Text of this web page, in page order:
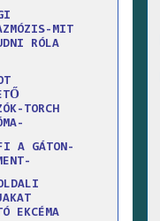
MIT
RÓLA
TORCH
A GÁTON-
EKCÉMA